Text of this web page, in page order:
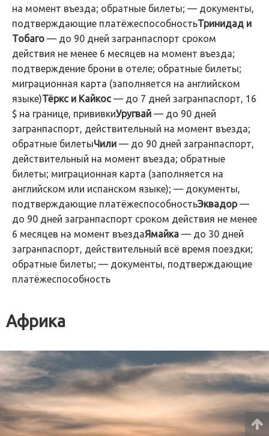
на момент въезда; обратные билеты; — документы,
подтверждающие платёжеспособностьТринидад и
Тобаго — до 90 дней загранпаспорт сроком
действия не менее 6 месяцев на момент въезда;
подтверждение брони в отеле; обратные билеты;
миграционная карта (заполняется на английском
языке)Тёркс и Кайкос — до 7 дней загранпаспорт, 16
$ на границе, прививкиУругвай — до 90 дней
загранпаспорт, действительный на момент въезда;
обратные билетыЧили — до 90 дней загранпаспорт,
действительный на момент въезда; обратные
билеты; миграционная карта (заполняется на
английском или испанском языке); — документы,
подтверждающие платёжеспособностьЭквадор—
до 90 дней загранпаспорт сроком действия не менее
6 месяцев на момент въездаЯмайка — до 30 дней
загранпаспорт, действительный всё время поездки;
обратные билеты; — документы, подтверждающие
платёжеспособность
Африка